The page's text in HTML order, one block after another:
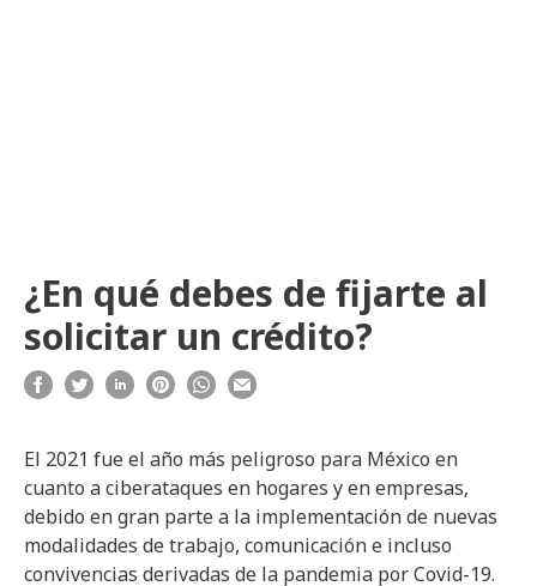
¿En qué debes de fijarte al
solicitar un crédito?
El 2021 fue el año más peligroso para México en
cuanto a ciberataques en hogares y en empresas,
debido en gran parte a la implementación de nuevas
modalidades de trabajo, comunicación e incluso
convivencias derivadas de la pandemia por Covid-19.